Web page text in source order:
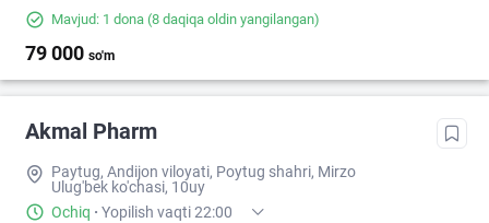
Mavjud: 1 dona (8 daqiqa oldin yangilangan)
79 000 so'm
Akmal Pharm
Paytug, Andijon viloyati, Poytug shahri, Mirzo
Ulug'bek ko'chasi, 10uy
Ochiq · Yopilish vaqti 22:00